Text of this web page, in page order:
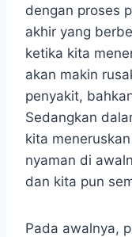
dengan proses
akhir yang
ketika kita
akan makin
penyakit,
Sedangkan
kita
nyaman di
dan kita pun
Pada awalnya,